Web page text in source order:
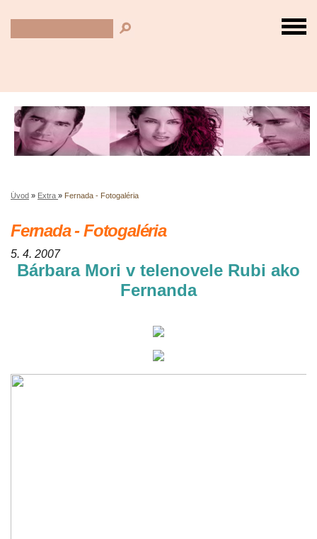
Úvod » Extra » Fernada - Fotogaléria
Fernada - Fotogaléria
5. 4. 2007
Bárbara Mori v telenovele Rubi ako
Fernanda